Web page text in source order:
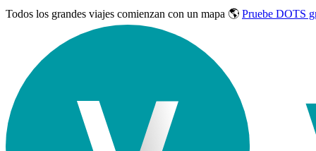
Todos los grandes viajes comienzan con un mapa 🌎 Pruebe DOTS